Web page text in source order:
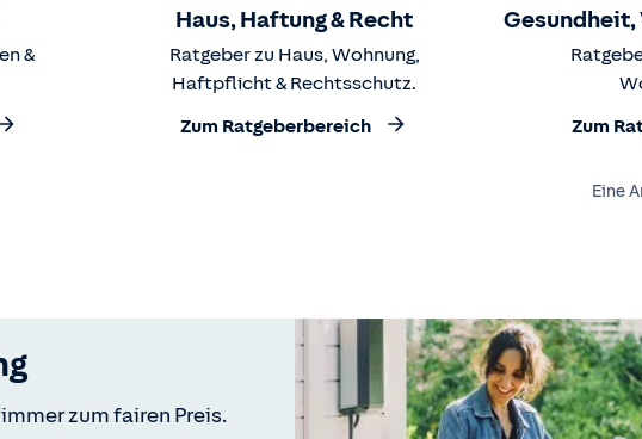
&
Haus, Haftung & Recht
Ratgeber zu Haus, Wohnung,
Haftpflicht & Rechtsschutz.
Zum Ratgeberbereich
Gesundheit,
Zum
Eine
zum fairen Preis.